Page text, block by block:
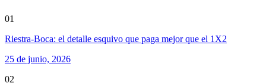
01
Riestra-Boca: el detalle esquivo que paga mejor que el 1X2
25 de junio, 2026
02